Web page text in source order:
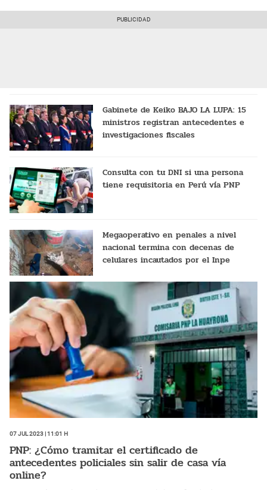
Gabinete de Keiko BAJO LA LUPA: 15
ministros registran antecedentes e
investigaciones fiscales
Consulta con tu DNI si una persona
tiene requisitoria en Perú vía PNP
Megaoperativo en penales a nivel
nacional termina con decenas de
celulares incautados por el Inpe
07 Jul 2023 | 11:01 h
PNP: ¿Cómo tramitar el certificado de
antecedentes policiales sin salir de casa vía
online?